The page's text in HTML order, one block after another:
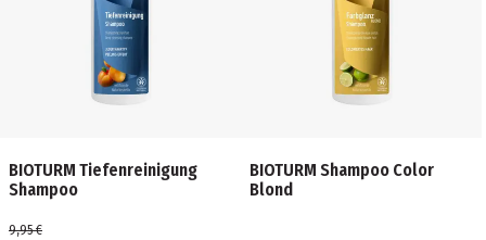
BIOTURM Tiefenreinigung
Shampoo
9,95 €
BIOTURM Shampoo Color
Blond